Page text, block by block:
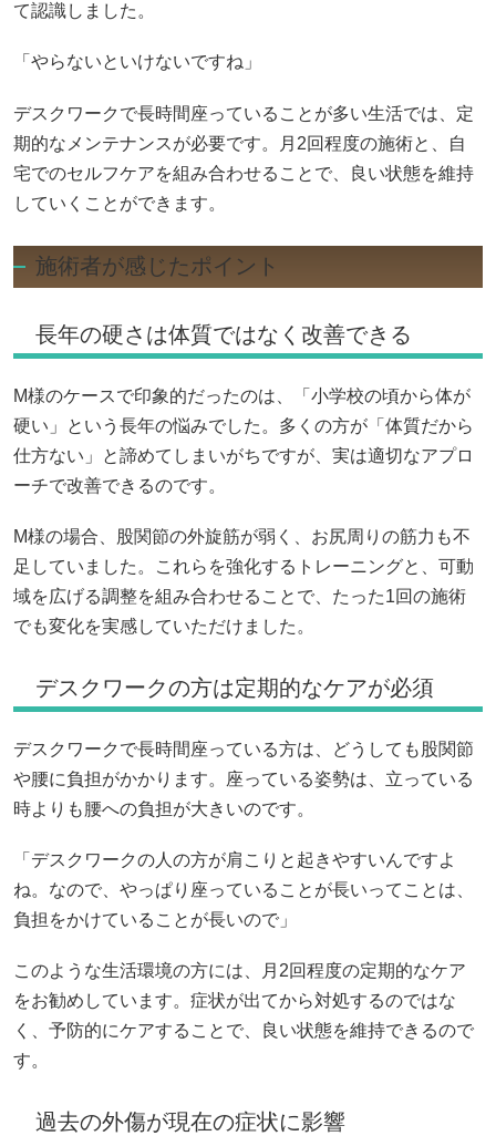
て認識しました。
「やらないといけないですね」
デスクワークで長時間座っていることが多い生活では、定
期的なメンテナンスが必要です。月2回程度の施術と、自
宅でのセルフケアを組み合わせることで、良い状態を維持
していくことができます。
施術者が感じたポイント
長年の硬さは体質ではなく改善できる
M様のケースで印象的だったのは、「小学校の頃から体が
硬い」という長年の悩みでした。多くの方が「体質だから
仕方ない」と諦めてしまいがちですが、実は適切なアプロ
ーチで改善できるのです。
M様の場合、股関節の外旋筋が弱く、お尻周りの筋力も不
足していました。これらを強化するトレーニングと、可動
域を広げる調整を組み合わせることで、たった1回の施術
でも変化を実感していただけました。
デスクワークの方は定期的なケアが必須
デスクワークで長時間座っている方は、どうしても股関節
や腰に負担がかかります。座っている姿勢は、立っている
時よりも腰への負担が大きいのです。
「デスクワークの人の方が肩こりと起きやすいんですよ
ね。なので、やっぱり座っていることが長いってことは、
負担をかけていることが長いので」
このような生活環境の方には、月2回程度の定期的なケア
をお勧めしています。症状が出てから対処するのではな
く、予防的にケアすることで、良い状態を維持できるので
す。
過去の外傷が現在の症状に影響